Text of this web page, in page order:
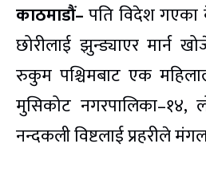
काठमाडौं–पति विदेश
छोरीलाई झुन्ड्याएर मार्न
रुकुम पश्चिमबाट एक
मुसिकोट नगरपालिका–१४,
नन्दकली विष्टलाई प्रहरीले